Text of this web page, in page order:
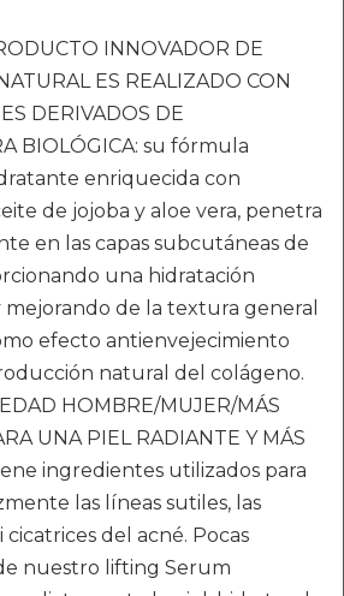
INNOVADOR DE
ES REALIZADO CON
DERIVADOS DE
BIOLÓGICA: su fórmula
enriquecida con
de jojoba y aloe vera, penetra
en las capas subcutáneas de
una hidratación
mejorando de la textura general
efecto antienvejecimiento
natural del colágeno.
HOMBRE/MUJER/MÁS
UNA PIEL RADIANTE Y MÁS
ingredientes utilizados para
las líneas sutiles, las
del acné. Pocas
nuestro lifting Serum